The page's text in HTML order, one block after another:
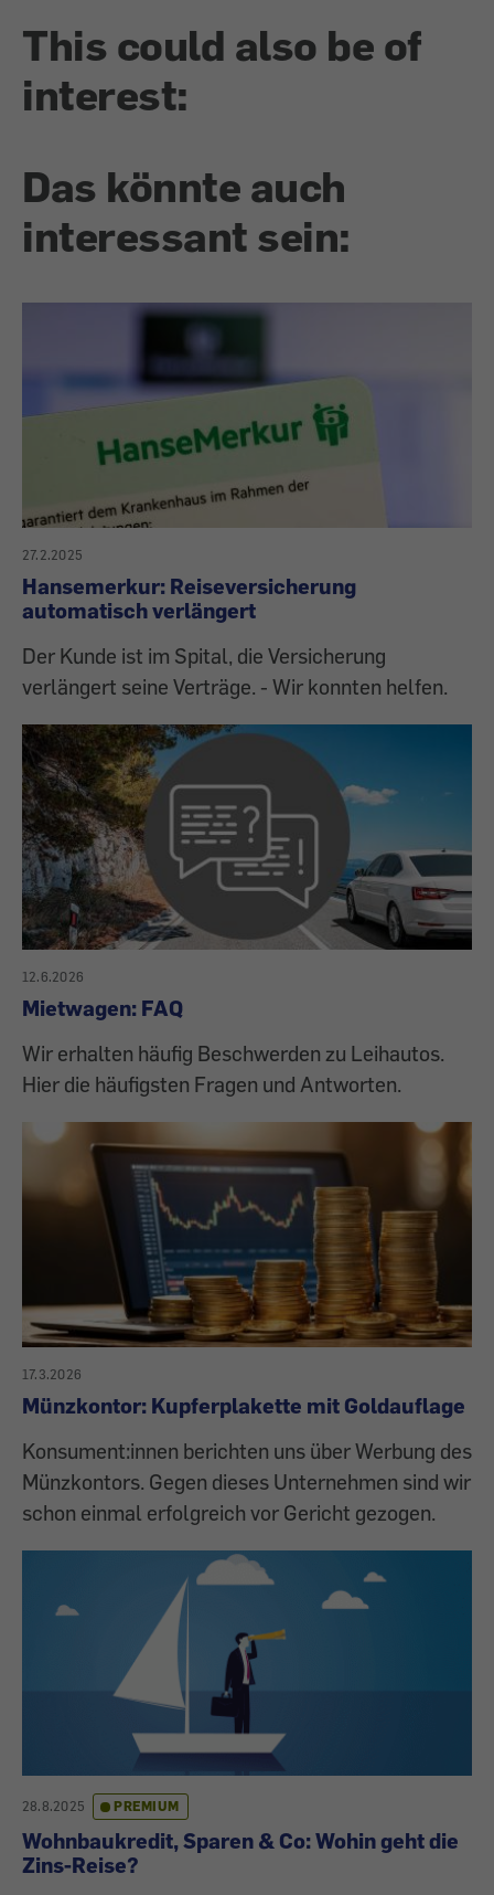
This could also be of
interest:
Das könnte auch
interessant sein:
27.2.2025
Hansemerkur: Reiseversicherung
automatisch verlängert
Der Kunde ist im Spital, die Versicherung
verlängert seine Verträge. - Wir konnten helfen.
12.6.2026
Mietwagen: FAQ
Wir erhalten häufig Beschwerden zu Leihautos.
Hier die häufigsten Fragen und Antworten.
17.3.2026
Münzkontor: Kupferplakette mit Goldauflage
Konsument:innen berichten uns über Werbung des
Münzkontors. Gegen dieses Unternehmen sind wir
schon einmal erfolgreich vor Gericht gezogen.
28.8.2025 PREMIUM
Wohnbaukredit, Sparen & Co: Wohin geht die
Zins-Reise?